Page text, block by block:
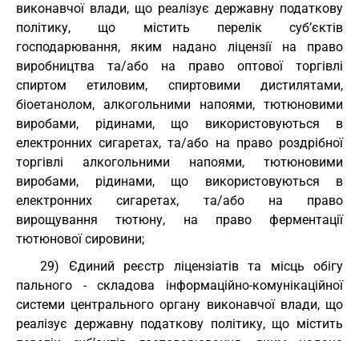
виконавчої влади, що реалізує державну податкову
політику, що містить перелік суб’єктів
господарювання, яким надано ліцензії на право
виробництва та/або на право оптової торгівлі
спиртом етиловим, спиртовими дистилятами,
біоетанолом, алкогольними напоями, тютюновими
виробами, рідинами, що використовуються в
електронних сигаретах, та/або на право роздрібної
торгівлі алкогольними напоями, тютюновими
виробами, рідинами, що використовуються в
електронних сигаретах, та/або на право
вирощування тютюну, на право ферментації
тютюнової сировини;
29) Єдиний реєстр ліцензіатів та місць обігу
пального - складова інформаційно-комунікаційної
системи центрального органу виконавчої влади, що
реалізує державну податкову політику, що містить